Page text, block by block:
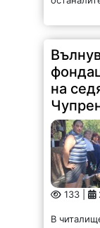
133 |
В
село
на
от
Климент
Асенов...